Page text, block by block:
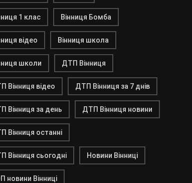
1 клас Вінниця Бомба
відео Вінниця школа
школи ДТП Вінниця
Вінниця відео ДТП Вінниця за 7 днів
Вінниця за день ДТП Вінниця новини
Вінниця останні
Вінниця сьогодні Новини Вінниці
новини Вінниці